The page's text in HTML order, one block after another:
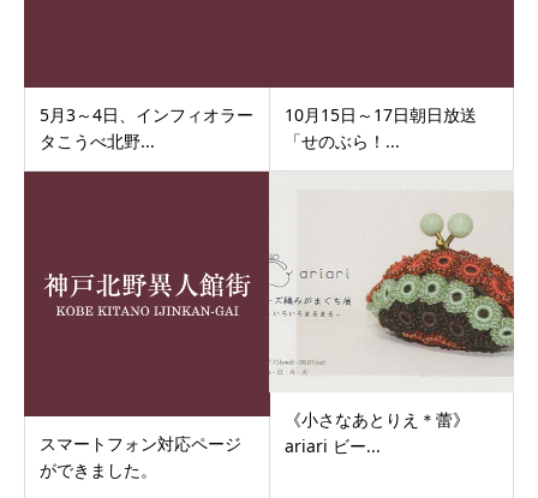
5月3～4日、インフィオラー
タこうべ北野...
10月15日～17日朝日放送
「せのぶら！...
スマートフォン対応ページ
ができました。
《小さなあとりえ＊蕾》
ariari ビー...